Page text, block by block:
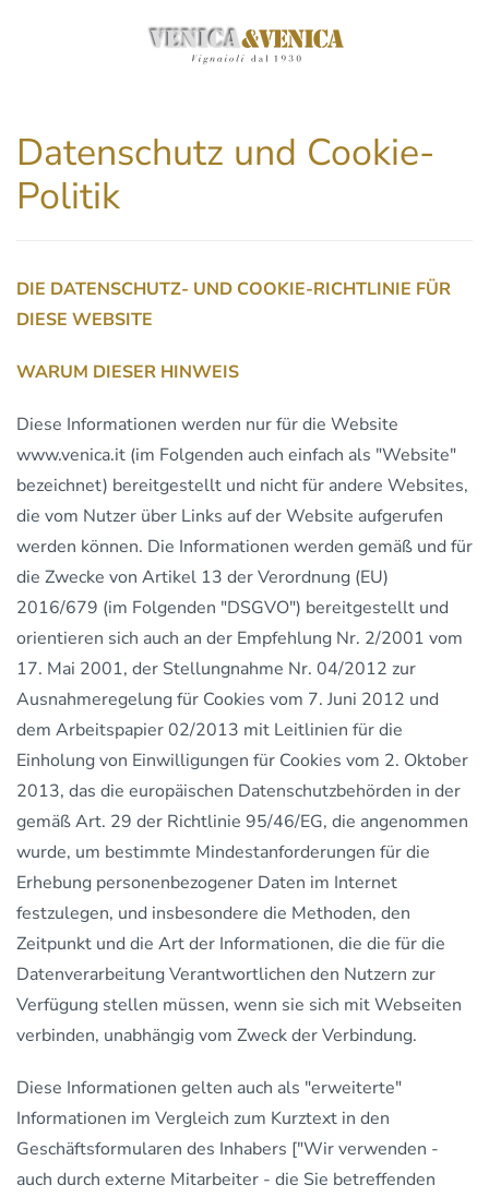
Datenschutz und Cookie-
Politik
DIE DATENSCHUTZ- UND COOKIE-RICHTLINIE FÜR
DIESE WEBSITE
WARUM DIESER HINWEIS
Diese Informationen werden nur für die Website
www.venica.it (im Folgenden auch einfach als "Website"
bezeichnet) bereitgestellt und nicht für andere Websites,
die vom Nutzer über Links auf der Website aufgerufen
werden können. Die Informationen werden gemäß und für
die Zwecke von Artikel 13 der Verordnung (EU)
2016/679 (im Folgenden "DSGVO") bereitgestellt und
orientieren sich auch an der Empfehlung Nr. 2/2001 vom
17. Mai 2001, der Stellungnahme Nr. 04/2012 zur
Ausnahmeregelung für Cookies vom 7. Juni 2012 und
dem Arbeitspapier 02/2013 mit Leitlinien für die
Einholung von Einwilligungen für Cookies vom 2. Oktober
2013, das die europäischen Datenschutzbehörden in der
gemäß Art. 29 der Richtlinie 95/46/EG, die angenommen
wurde, um bestimmte Mindestanforderungen für die
Erhebung personenbezogener Daten im Internet
festzulegen, und insbesondere die Methoden, den
Zeitpunkt und die Art der Informationen, die die für die
Datenverarbeitung Verantwortlichen den Nutzern zur
Verfügung stellen müssen, wenn sie sich mit Webseiten
verbinden, unabhängig vom Zweck der Verbindung.
Diese Informationen gelten auch als "erweiterte"
Informationen im Vergleich zum Kurztext in den
Geschäftsformularen des Inhabers ["Wir verwenden -
auch durch externe Mitarbeiter - die Sie betreffenden